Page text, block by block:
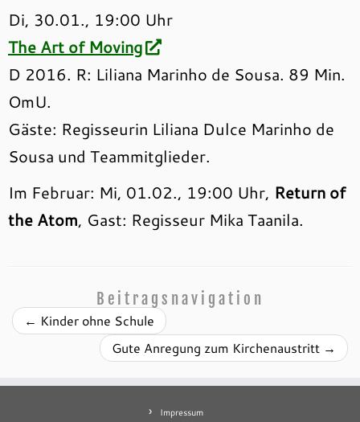
Di, 30.01., 19:00 Uhr
The Art of Moving
D 2016. R: Liliana Marinho de Sousa. 89 Min.
OmU.
Gäste: Regisseurin Liliana Dulce Marinho de
Sousa und Teammitglieder.
Im Februar: Mi, 01.02., 19:00 Uhr, Return of
the Atom, Gast: Regisseur Mika Taanila.
Beitragsnavigation
← Kinder ohne Schule
Gute Anregung zum Kirchenaustritt →
Impressum